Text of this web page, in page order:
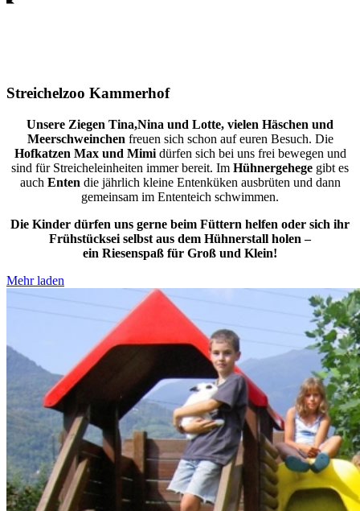
Streichelzoo Kammerhof
Unsere Ziegen Tina,Nina und Lotte, vielen Häschen und
Meerschweinchen freuen sich schon auf euren Besuch. Die
Hofkatzen Max und Mimidürfen sich bei uns frei bewegen und
sind für Streicheleinheiten immer bereit. Im Hühnergehege gibt es
auch Enten die jährlich kleine Entenküken ausbrüten und dann
gemeinsam im Ententeich schwimmen.
Die Kinder dürfen uns gerne beim Füttern helfen oder sich ihr
Frühstücksei selbst aus dem Hühnerstall holen –
ein Riesenspaß für Groß und Klein!
Mehr laden